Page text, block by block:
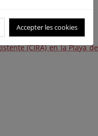
(CIRA) en la Playa de
Accepter les cookies